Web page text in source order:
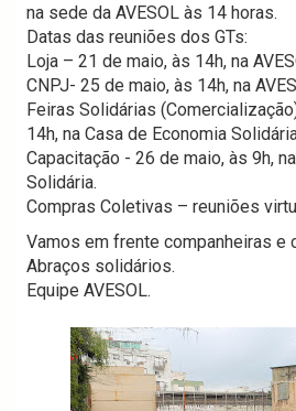
na sede da AVESOL às 14 horas.
Datas das reuniões dos GTs:
Loja – 21 de maio, às 14h, na
CNPJ- 25 de maio, às 14h, na
Feiras Solidárias
14h, na Casa de Economia
Capacitação - 26 de maio, às 9h,
Solidária.
Compras Coletivas – reuniões
Vamos em frente companheiras e
Abraços solidários.
Equipe AVESOL.